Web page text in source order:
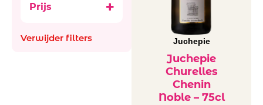
drinkbare
Prijs
Verwijder filters Juchepie
Juchepie
Churelles
Chenin
Noble – 75cl